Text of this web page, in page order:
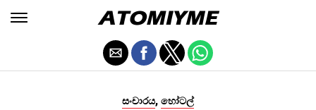
සංචාරය, හෝටල්